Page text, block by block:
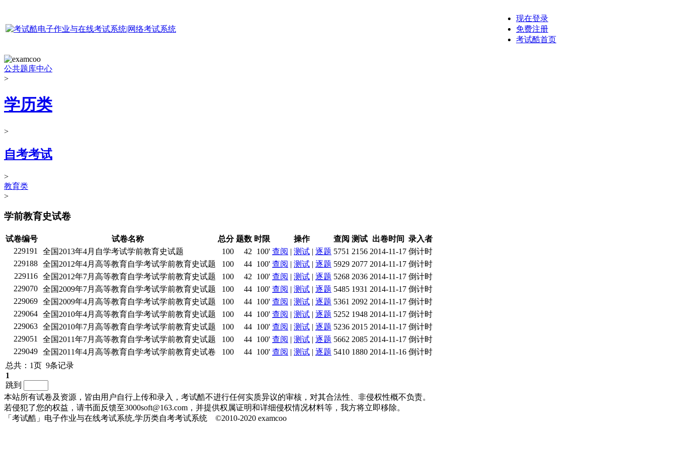
现在登录
免费注册
考试酷首页
公共题库中心
>
学历类
>
自考考试
>
教育类
>
学前教育史试卷
试卷编号 试卷名称 总分 题数 时限 操作 查阅 测试 出卷时间 录入者
229191
全国2013年4月自学考试学前教育史试题 100 42 100' 查阅 | 测试 | 逐题 5751 2156 2014-11-17 倒计时
229188 全国2012年4月高等教育自学考试学前教育史试题 100 44 100' 查阅 | 测试 | 逐题 5929 2077 2014-11-17 倒计时
229116 全国2012年7月高等教育自学考试学前教育史试题 100 42 100' 查阅 | 测试 | 逐题 5268 2036 2014-11-17 倒计时
229070 全国2009年7月高等教育自学考试学前教育史试题 100 44 100' 查阅 | 测试 | 逐题 5485 1931 2014-11-17 倒计时
229069 全国2009年4月高等教育自学考试学前教育史试题 100 44 100' 查阅 | 测试 | 逐题 5361 2092 2014-11-17 倒计时
229064 全国2010年4月高等教育自学考试学前教育史试题 100 44 100' 查阅 | 测试 | 逐题 5252 1948 2014-11-17 倒计时
229063 全国2010年7月高等教育自学考试学前教育史试题 100 44 100' 查阅 | 测试 | 逐题 5236 2015 2014-11-17 倒计时
229051
全国2011年7月高等教育自学考试学前教育史试题 100 44 100' 查阅 | 测试 | 逐题 5662 2085 2014-11-17 倒计时
229049 全国2011年4月高等教育自学考试学前教育史试卷 100 44 100' 查阅 | 测试 | 逐题 5410 1880 2014-11-16 倒计时
总共：1页 9条记录
1
跳到
本站所有试卷及资源，皆由用户自行上传和录入，考试酷不进行任何实质异议的审核，对其合法性、非侵权性概不负责。
若侵犯了您的权益，请书面反馈至3000soft@163.com，并提供权属证明和详细侵权情况材料等，我方将立即移除。
「考试酷」电子作业与在线考试系统,学历类自考考试系统 ©2010-2020 examcoo